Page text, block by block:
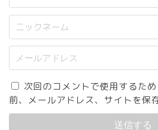
次回のコメントで使用するた
前、メールアドレス、サイトを保